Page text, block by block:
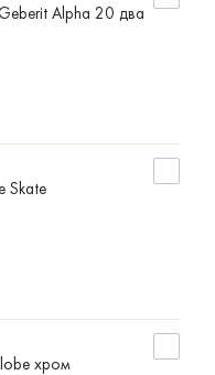
Alpha 20 два
Skate
хром